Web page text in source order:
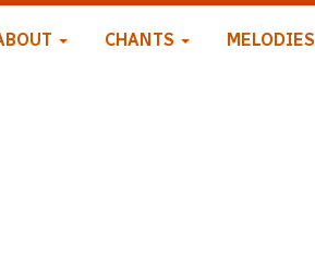
CHANTS MELODIES